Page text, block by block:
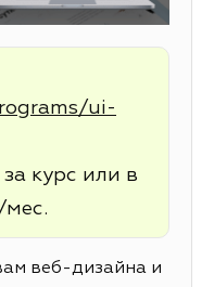
ui-
курс или в
мес.
веб-дизайна и